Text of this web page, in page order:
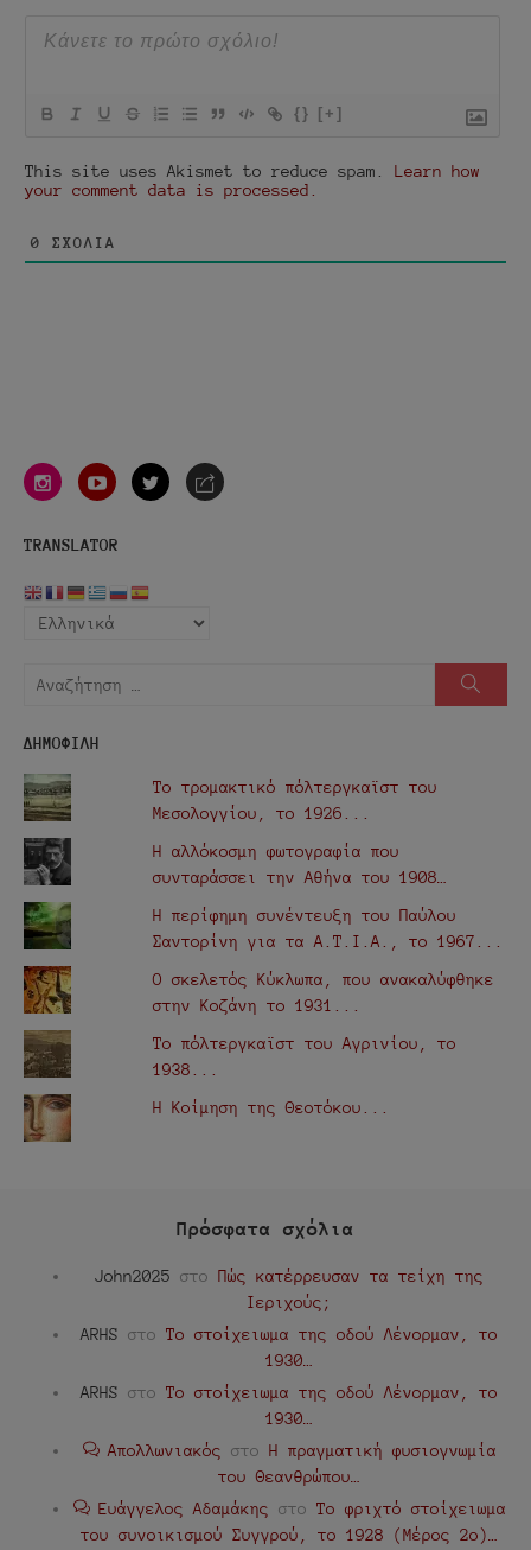
{} [+]
This site uses Akismet to reduce spam. Learn how
your comment data is processed.
0 ΣΧΌΛΙΑ
instagramyoutube twittere-
TRANSLATOR
Αναζήτηση
ΔΗΜΟΦΙΛΗ
Το τρομακτικό πόλτεργκαϊστ του
Μεσολογγίου, το 1926...
Η αλλόκοσμη φωτογραφία που
συνταράσσει την Αθήνα του 1908…
Η περίφημη συνέντευξη του Παύλου
Σαντορίνη για τα Α.Τ.Ι.Α., τo 1967...
Ο σκελετός Κύκλωπα, που ανακαλύφθηκε
στην Κοζάνη το 1931...
Το πόλτεργκαϊστ του Αγρινίου, το
1938...
Η Κοίμηση της Θεοτόκου...
Πρόσφατα σχόλια
John2025 στο Πώς κατέρρευσαν τα τείχη της
Ιεριχούς;
ARHS στο Το στοίχειωμα της οδού Λένορμαν, το
1930…
ARHS στο Το στοίχειωμα της οδού Λένορμαν, το
1930…
Απολλωνιακός στο Η πραγματική φυσιογνωμία
του Θεανθρώπου…
Ευάγγελος Αδαμάκης στο Το φριχτό στοίχειωμα
του συνοικισμού Συγγρού, το 1928 (Μέρος 2ο)…